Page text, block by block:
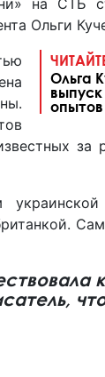
Ольги
Ольга
опытов
за